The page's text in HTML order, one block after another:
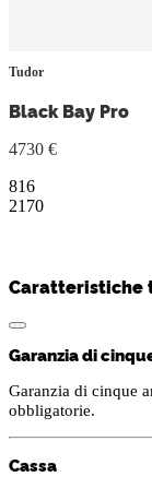
Tudor
Black Bay Pro
4730 €
816
2170
Caratteristiche
Garanzia di
Garanzia di cinque
obbligatorie.
Cassa